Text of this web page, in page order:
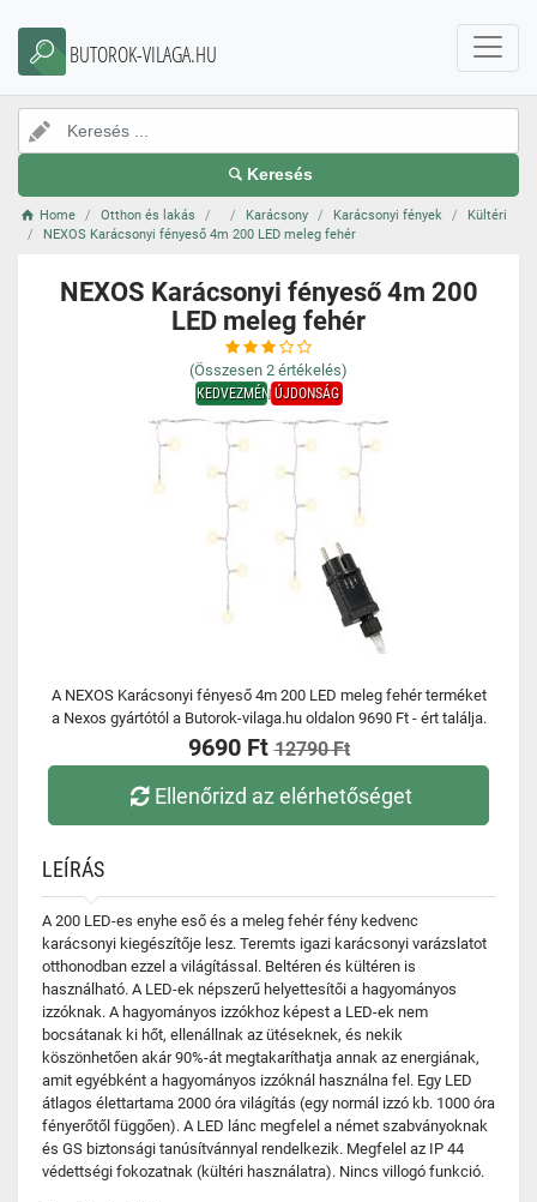
BUTOROK-VILAGA.HU
Keresés
Home Otthon és lakás Karácsony Karácsonyi fények
Kültéri
NEXOS Karácsonyi fényeső 4m 200 LED meleg fehér
NEXOS Karácsonyi fényeső 4m 200
LED meleg fehér
(Összesen 2 értékelés)
KEDVEZMÉNYÚJDONSÁG
A NEXOS Karácsonyi fényeső 4m 200 LED meleg fehér terméket
a Nexos gyártótól a Butorok-vilaga.hu oldalon 9690 Ft - ért találja.
9690 Ft12790 Ft
Ellenőrizd az elérhetőséget
LEÍRÁS
A 200 LED-es enyhe eső és a meleg fehér fény kedvenc
karácsonyi kiegészítője lesz. Teremts igazi karácsonyi varázslatot
otthonodban ezzel a világítással. Beltéren és kültéren is
használható. A LED-ek népszerű helyettesítői a hagyományos
izzóknak. A hagyományos izzókhoz képest a LED-ek nem
bocsátanak ki hőt, ellenállnak az ütéseknek, és nekik
köszönhetően akár 90%-át megtakaríthatja annak az energiának,
amit egyébként a hagyományos izzóknál használna fel. Egy LED
átlagos élettartama 2000 óra világítás (egy normál izzó kb. 1000 óra
fényerőtől függően). A LED lánc megfelel a német szabványoknak
és GS biztonsági tanúsítvánnyal rendelkezik. Megfelel az IP 44
védettségi fokozatnak (kültéri használatra). Nincs villogó funkció.